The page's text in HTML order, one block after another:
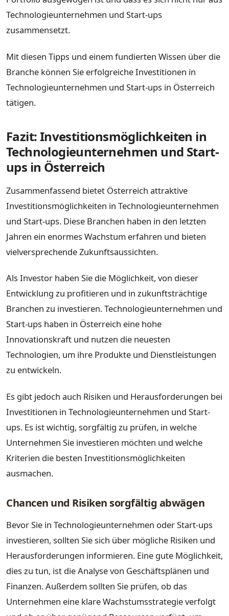
Technologieunternehmen und Start-ups
zusammensetzt.
Mit diesen Tipps und einem fundierten Wissen über die
Branche können Sie erfolgreiche Investitionen in
Technologieunternehmen und Start-ups in Österreich
tätigen.
Fazit: Investitionsmöglichkeiten in
Technologieunternehmen und Start-
ups in Österreich
Zusammenfassend bietet Österreich attraktive
Investitionsmöglichkeiten in Technologieunternehmen
und Start-ups. Diese Branchen haben in den letzten
Jahren ein enormes Wachstum erfahren und bieten
vielversprechende Zukunftsaussichten.
Als Investor haben Sie die Möglichkeit, von dieser
Entwicklung zu profitieren und in zukunftsträchtige
Branchen zu investieren. Technologieunternehmen und
Start-ups haben in Österreich eine hohe
Innovationskraft und nutzen die neuesten
Technologien, um ihre Produkte und Dienstleistungen
zu entwickeln.
Es gibt jedoch auch Risiken und Herausforderungen bei
Investitionen in Technologieunternehmen und Start-
ups. Es ist wichtig, sorgfältig zu prüfen, in welche
Unternehmen Sie investieren möchten und welche
Kriterien die besten Investitionsmöglichkeiten
ausmachen.
Chancen und Risiken sorgfältig abwägen
Bevor Sie in Technologieunternehmen oder Start-ups
investieren, sollten Sie sich über mögliche Risiken und
Herausforderungen informieren. Eine gute Möglichkeit,
dies zu tun, ist die Analyse von Geschäftsplänen und
Finanzen. Außerdem sollten Sie prüfen, ob das
Unternehmen eine klare Wachstumsstrategie verfolgt